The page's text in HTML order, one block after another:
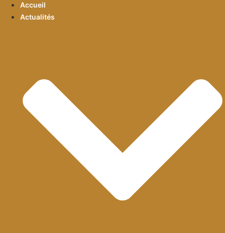
Accueil
Actualités